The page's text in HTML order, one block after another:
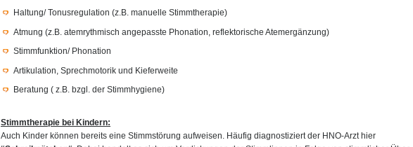
Haltung/ Tonusregulation (z.B. manuelle Stimmtherapie)
Atmung (z.B. atemrythmisch angepasste Phonation, reflektorische Atemergänzung)
Stimmfunktion/ Phonation
Artikulation, Sprechmotorik und Kieferweite
Beratung ( z.B. bzgl. der Stimmhygiene)
Stimmtherapie bei Kindern:
Auch Kinder können bereits eine Stimmstörung aufweisen. Häufig diagnostiziert der HNO-Arzt hier